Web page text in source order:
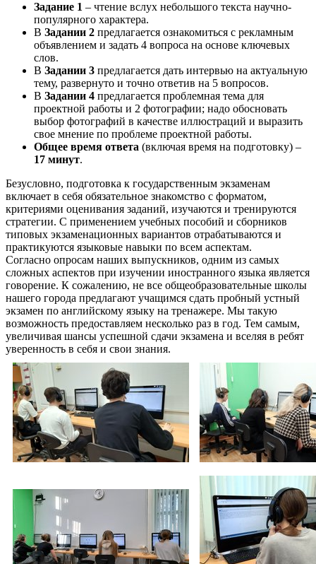
Задание 1 – чтение вслух небольшого текста научно-
популярного характера.
В Задании 2 предлагается ознакомиться с рекламным
объявлением и задать 4 вопроса на основе ключевых
слов.
В Задании 3 предлагается дать интервью на актуальную
тему, развернуто и точно ответив на 5 вопросов.
В Задании 4 предлагается проблемная тема для
проектной работы и 2 фотографии; надо обосновать
выбор фотографий в качестве иллюстраций и выразить
свое мнение по проблеме проектной работы.
Общее время ответа (включая время на подготовку) –
17 минут.
Безусловно, подготовка к государственным экзаменам
включает в себя обязательное знакомство с форматом,
критериями оценивания заданий, изучаются и тренируются
стратегии. С применением учебных пособий и сборников
типовых экзаменационных вариантов отрабатываются и
практикуются языковые навыки по всем аспектам.
Согласно опросам наших выпускников, одним из самых
сложных аспектов при изучении иностранного языка является
говорение. К сожалению, не все общеобразовательные школы
нашего города предлагают учащимся сдать пробный устный
экзамен по английскому языку на тренажере. Мы такую
возможность предоставляем несколько раз в год. Тем самым,
увеличивая шансы успешной сдачи экзамена и вселяя в ребят
уверенность в себя и свои знания.